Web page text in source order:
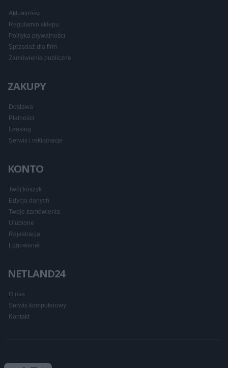
Aktualności
Regulamin sklepu
Polityka prywatności
Sprzedaż dla firm
Zamówienia publiczne
ZAKUPY
Dostawa
Płatności
Leasing
Serwis i reklamacje
KONTO
Twój koszyk
Edycja danych
Twoje zamówienia
Ulubione
Rejestracja
Logowanie
NETLAND24
O nas
Serwis komputerowy
Kontakt